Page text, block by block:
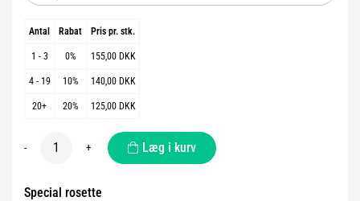
Antal Rabat Pris pr. stk.
1 - 3 0% 155,00 DKK
4 - 19 10% 140,00 DKK
20+ 20% 125,00 DKK
- + Læg i kurv
Special rosette